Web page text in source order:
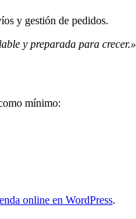
y gestión de pedidos.
y preparada para crecer.»
mínimo:
online en WordPress.